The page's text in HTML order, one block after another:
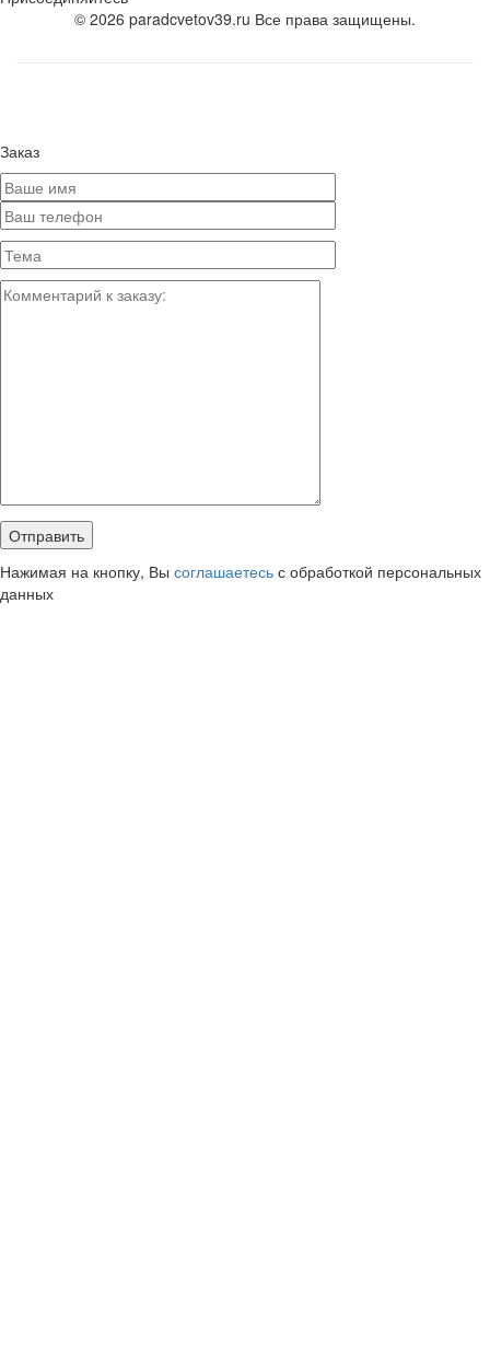
© 2026 paradcvetov39.ru Все права защищены.
Заказ
Нажимая на кнопку, Вы соглашаетесь с обработкой персональных
данных